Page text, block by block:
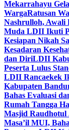
Mekarrahayu
WargaRatusan
Nashrulloh, Awali
Muda LDII Ikuti
Kesiapan Nikah
Kesadaran
dan DiriLDII
Peserta Lulus
LDII Rancaekek
Kabupaten
Bahas Evaluasi
Rumah Tangga
Masjid Raudhotul
Masa’il MUI,